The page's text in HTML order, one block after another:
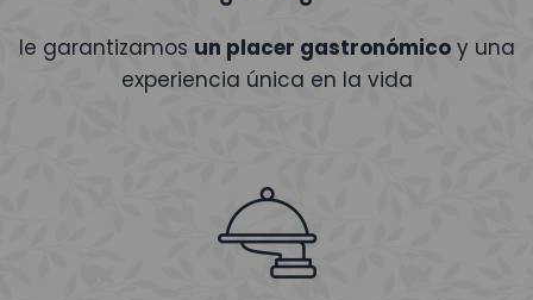
le garantizamos un placer gastronómicoy una
experiencia única en la vida